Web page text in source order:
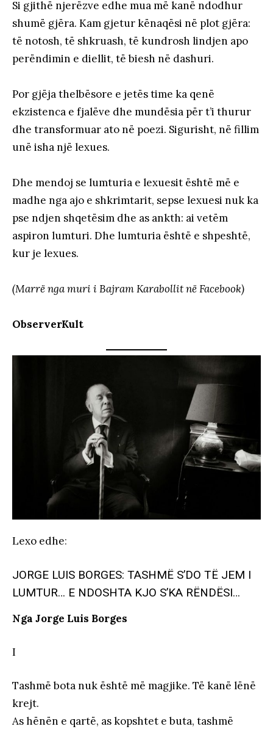
Si gjithë njerëzve edhe mua më kanë ndodhur
shumë gjëra. Kam gjetur kënaqësi në plot gjëra:
të notosh, të shkruash, të kundrosh lindjen apo
perëndimin e diellit, të biesh në dashuri.
Por gjëja thelbësore e jetës time ka qenë
ekzistenca e fjalëve dhe mundësia për t’i thurur
dhe transformuar ato në poezi. Sigurisht, në fillim
unë isha një lexues.
Dhe mendoj se lumturia e lexuesit është më e
madhe nga ajo e shkrimtarit, sepse lexuesi nuk ka
pse ndjen shqetësim dhe as ankth: ai vetëm
aspiron lumturi. Dhe lumturia është e shpeshtë,
kur je lexues.
(Marrë nga muri i Bajram Karabollit në Facebook)
ObserverKult
Lexo edhe:
JORGE LUIS BORGES: TASHMË S’DO TË JEM I
LUMTUR… E NDOSHTA KJO S’KA RËNDËSI…
Nga Jorge Luis Borges
I
Tashmë bota nuk është më magjike. Të kanë lënë
krejt.
As hënën e qartë, as kopshtet e buta, tashmë